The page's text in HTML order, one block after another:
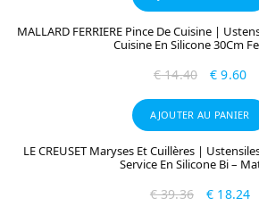
MALLARD FERRIERE Pince De Cuisine |
Cuisine En Silicone 30Cm
€14.40 € 9.60
AJOUTER AU PANIER
LE CREUSET Maryses Et Cuillères |
Service En Silicone Bi –
€39.36 € 18.24